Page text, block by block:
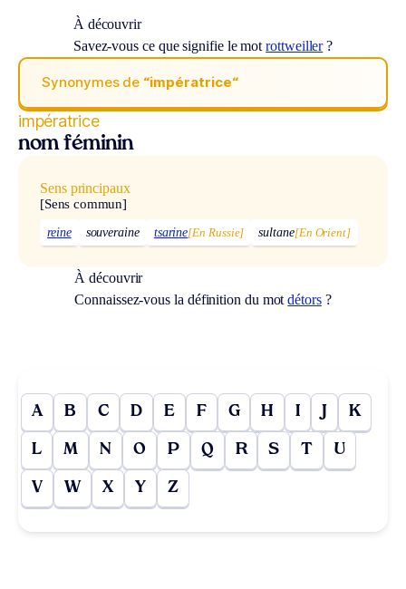
À découvrir
Savez-vous ce que signifie le motrottweiller?
Synonymes de “impératrice“
impératrice
nom féminin
Sens principaux
[Sens commun]
reine souveraine tsarine[En Russie] sultane[En Orient]
À découvrir
Connaissez-vous la définition du motdétors?
A B C D E F G H I J K
L M N O P Q R S T U
V W X Y Z